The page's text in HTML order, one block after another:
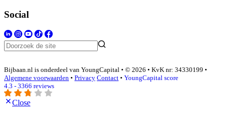
Social
Bijbaan.nl is onderdeel van YoungCapital • © 2026 • KvK nr: 34330199 •
Algemene voorwaarden • Privacy Contact • YoungCapital score
4.3 - 3366 reviews
Close